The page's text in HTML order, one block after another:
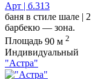
Арт | б.313
баня в стиле шале |
барбекю — зона.
Площадь 90 м 2
Индивидуальный
"Астра"